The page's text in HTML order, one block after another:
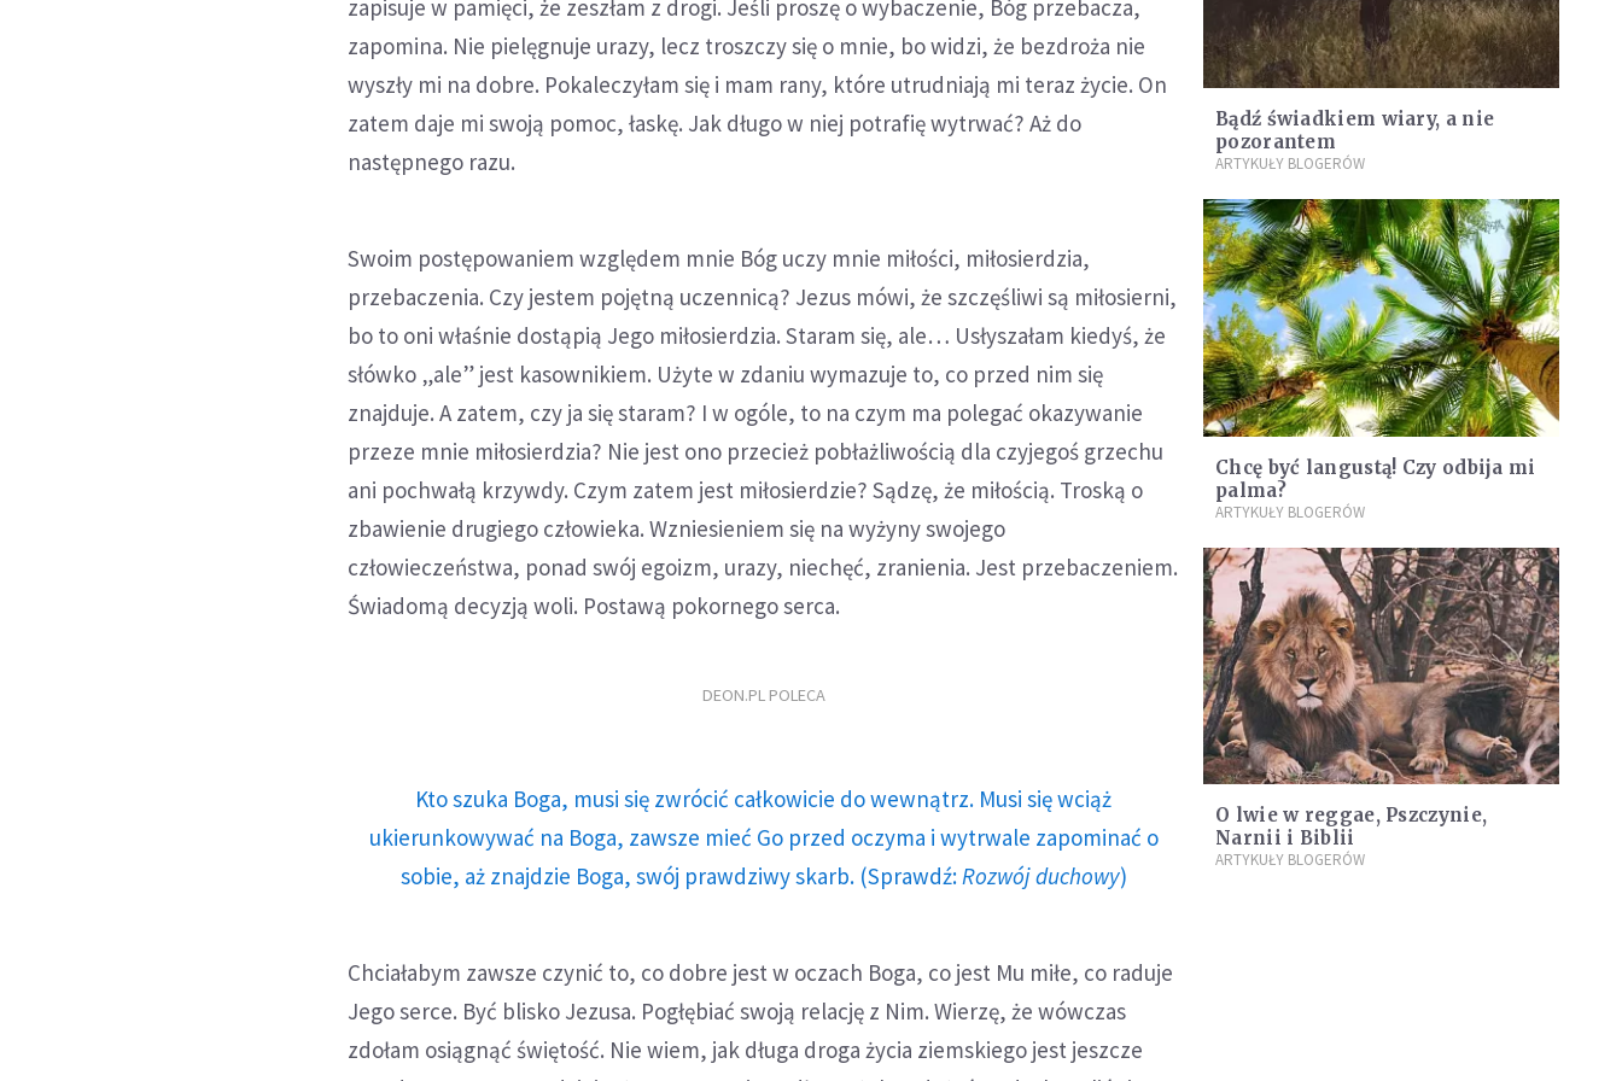
zapisuje w pamięci, że zeszłam z drogi. Jeśli proszę o wybaczenie, Bóg przebacza,
zapomina. Nie pielęgnuje urazy, lecz troszczy się o mnie, bo widzi, że bezdroża nie
wyszły mi na dobre. Pokaleczyłam się i mam rany, które utrudniają mi teraz życie. On
zatem daje mi swoją pomoc, łaskę. Jak długo w niej potrafię wytrwać? Aż do
następnego razu.
Swoim postępowaniem względem mnie Bóg uczy mnie miłości, miłosierdzia,
przebaczenia. Czy jestem pojętną uczennicą? Jezus mówi, że szczęśliwi są miłosierni,
bo to oni właśnie dostąpią Jego miłosierdzia. Staram się, ale… Usłyszałam kiedyś, że
słówko „ale” jest kasownikiem. Użyte w zdaniu wymazuje to, co przed nim się
znajduje. A zatem, czy ja się staram? I w ogóle, to na czym ma polegać okazywanie
przeze mnie miłosierdzia? Nie jest ono przecież pobłażliwością dla czyjegoś grzechu
ani pochwałą krzywdy. Czym zatem jest miłosierdzie? Sądzę, że miłością. Troską o
zbawienie drugiego człowieka. Wzniesieniem się na wyżyny swojego
człowieczeństwa, ponad swój egoizm, urazy, niechęć, zranienia. Jest przebaczeniem.
Świadomą decyzją woli. Postawą pokornego serca.
DEON.PL POLECA
Kto szuka Boga, musi się zwrócić całkowicie do wewnątrz. Musi się wciąż
ukierunkowywać na Boga, zawsze mieć Go przed oczyma i wytrwale zapominać o
sobie, aż znajdzie Boga, swój prawdziwy skarb. (Sprawdź: Rozwój duchowy)
Chciałabym zawsze czynić to, co dobre jest w oczach Boga, co jest Mu miłe, co raduje
Jego serce. Być blisko Jezusa. Pogłębiać swoją relację z Nim. Wierzę, że wówczas
zdołam osiągnąć świętość. Nie wiem, jak długa droga życia ziemskiego jest jeszcze
Bądź świadkiem wiary, a nie
pozorantem
ARTYKUŁY BLOGERÓW
Chcę być langustą! Czy odbija mi
palma?
ARTYKUŁY BLOGERÓW
O lwie w reggae, Pszczynie,
Narnii i Biblii
ARTYKUŁY BLOGERÓW